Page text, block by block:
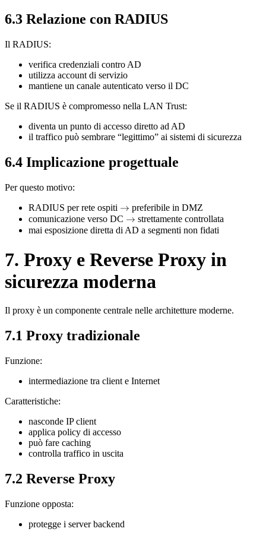
6.3 Relazione con RADIUS
Il RADIUS:
verifica credenziali contro AD
utilizza account di servizio
mantiene un canale autenticato verso il DC
Se il RADIUS è compromesso nella LAN Trust:
diventa un punto di accesso diretto ad AD
il traffico può sembrare “legittimo” ai sistemi di sicurezza
6.4 Implicazione progettuale
Per questo motivo:
RADIUS per rete ospiti \rightarrow
→ preferibile in DMZ
comunicazione verso DC \rightarrow
→ strettamente controllata
mai esposizione diretta di AD a segmenti non fidati
7. Proxy e Reverse Proxy in
sicurezza moderna
Il proxy è un componente centrale nelle architetture moderne.
7.1 Proxy tradizionale
Funzione:
intermediazione tra client e Internet
Caratteristiche:
nasconde IP client
applica policy di accesso
può fare caching
controlla traffico in uscita
7.2 Reverse Proxy
Funzione opposta:
protegge i server backend